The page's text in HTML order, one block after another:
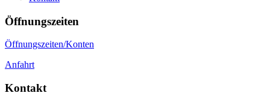
Öffnungszeiten
Öffnungszeiten/Konten
Anfahrt
Kontakt